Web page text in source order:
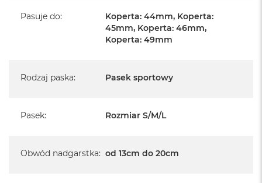
Pasuje do:
Koperta: 44mm, Koperta:
45mm, Koperta: 46mm,
Koperta: 49mm
Rodzaj paska: Pasek sportowy
Pasek: Rozmiar S/M/L
Obwód nadgarstka: od 13cm do 20cm